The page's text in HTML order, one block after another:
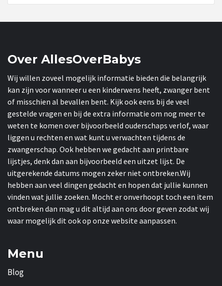
Over AllesOverBabys
Wij willen zoveel mogelijk informatie bieden die belangrijk
kan zijn voor wanneer u een kinderwens heeft, zwanger bent
of misschien al bevallen bent. Kijk ook eens bij de veel
gestelde vragen en bij de extra informatie om nog meer te
weten te komen over bijvoorbeeld ouderschaps verlof, waar
liggen u rechten en wat kunt u verwachten tijdens de
zwangerschap. Ook hebben we gedacht aan printbare
lijstjes, denk dan aan bijvoorbeeld een uitzet lijst. De
uitgerekende datums mogen zeker niet ontbreken.Wij
hebben aan veel dingen gedacht en hopen dat jullie kunnen
vinden wat jullie zoeken. Mocht er onverhoopt toch een item
ontbreken dan mag u dit altijd aan ons door geven zodat wij
waar mogelijk dit ook op onze website aanpassen.
Menu
Blog